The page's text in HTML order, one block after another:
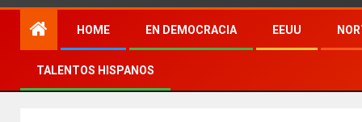
HOME EN DEMOCRACIA EEUU
TALENTOS HISPANOS